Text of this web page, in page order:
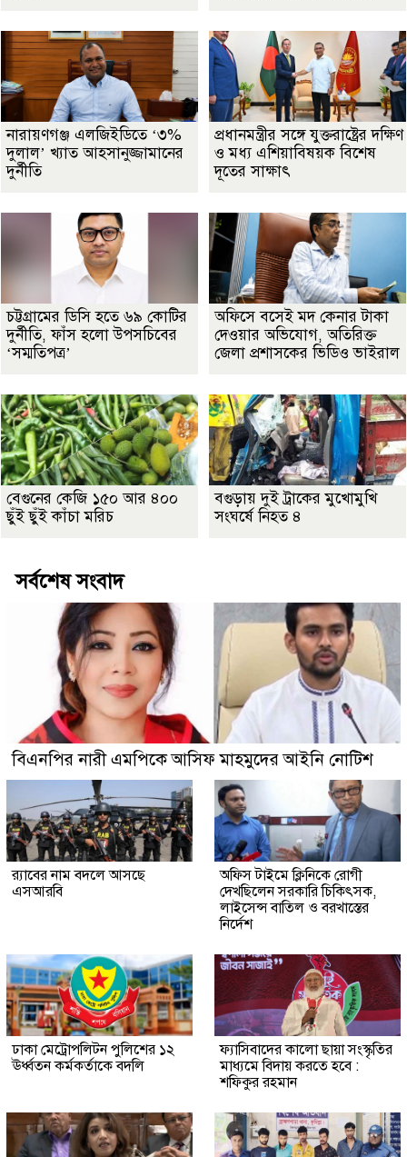
নারায়ণগঞ্জ এলজিইডিতে ‘৩%
দুলাল’ খ্যাত আহসানুজ্জামানের
দুর্নীতি
প্রধানমন্ত্রীর সঙ্গে যুক্তরাষ্ট্রের দক্ষিণ
ও মধ্য এশিয়াবিষয়ক বিশেষ
দূতের সাক্ষাৎ
চট্টগ্রামের ডিসি হতে ৬৯ কোটির
দুর্নীতি, ফাঁস হলো উপসচিবের
‘সম্মতিপত্র’
অফিসে বসেই মদ কেনার টাকা
দেওয়ার অভিযোগ, অতিরিক্ত
জেলা প্রশাসকের ভিডিও ভাইরাল
বেগুনের কেজি ১৫০ আর ৪০০
ছুঁই ছুঁই কাঁচা মরিচ
বগুড়ায় দুই ট্রাকের মুখোমুখি
সংঘর্ষে নিহত ৪
সর্বশেষ সংবাদ
বিএনপির নারী এমপিকে আসিফ মাহমুদের আইনি নোটিশ
র‍্যাবের নাম বদলে আসছে
এসআরবি
অফিস টাইমে ক্লিনিকে রোগী
দেখছিলেন সরকারি চিকিৎসক,
লাইসেন্স বাতিল ও বরখাস্তের
নির্দেশ
ঢাকা মেট্রোপলিটন পুলিশের ১২
ঊর্ধ্বতন কর্মকর্তাকে বদলি
ফ্যাসিবাদের কালো ছায়া সংস্কৃতির
মাধ্যমে বিদায় করতে হবে :
শফিকুর রহমান